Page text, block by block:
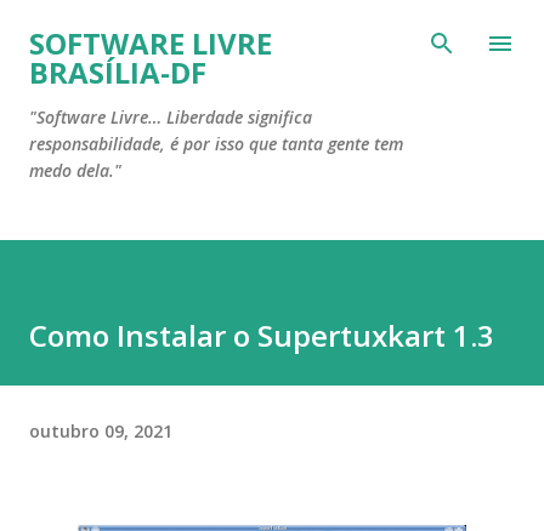
Pular para o conteúdo principal
SOFTWARE LIVRE
BRASÍLIA-DF
"Software Livre… Liberdade significa
responsabilidade, é por isso que tanta gente tem
medo dela."
Como Instalar o Supertuxkart 1.3
outubro 09, 2021